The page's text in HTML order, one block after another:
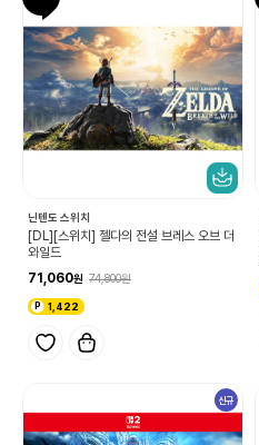
닌텐도 스위치
[DL][스위치] 젤다의 전설 브레스 오브 더
와일드
71,060
74,800
1,422
신규